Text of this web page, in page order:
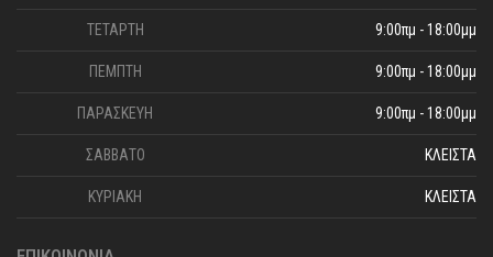
ΤΕΤΑΡΤΗ 9:00πμ - 18:00μμ
ΠΕΜΠΤΗ 9:00πμ - 18:00μμ
ΠΑΡΑΣΚΕΥΗ 9:00πμ - 18:00μμ
ΣΑΒΒΑΤΟ ΚΛΕΙΣΤΑ
ΚΥΡΙΑΚΗ ΚΛΕΙΣΤΑ